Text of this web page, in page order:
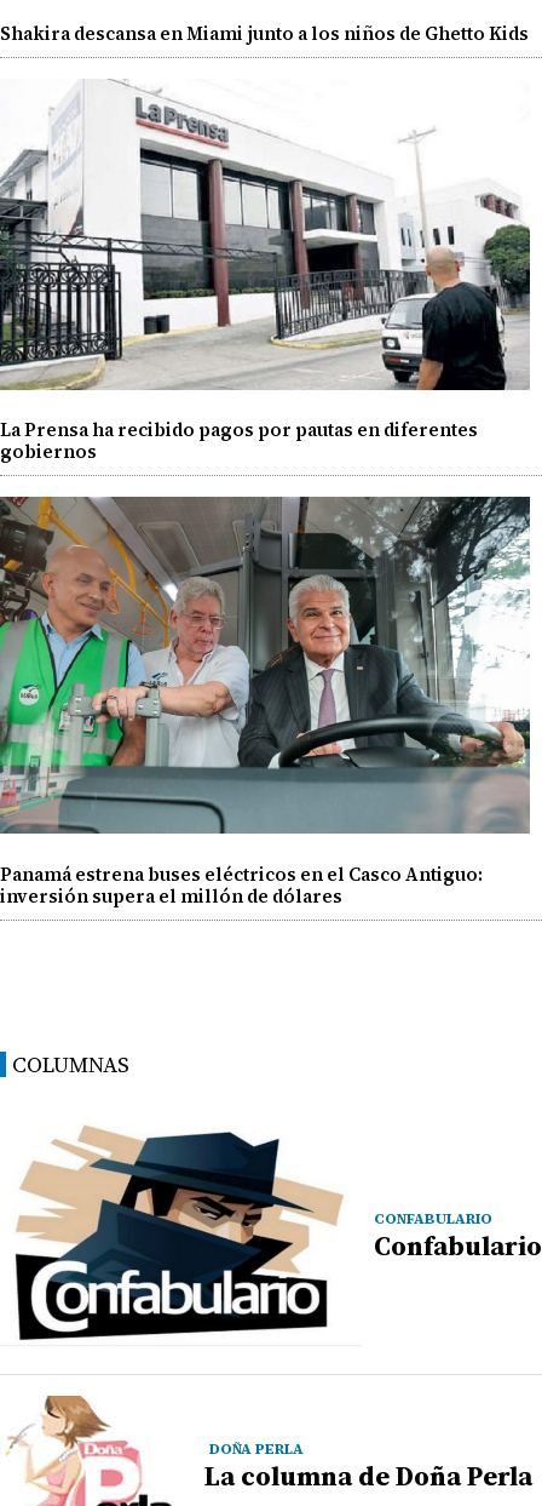
Shakira descansa en Miami junto a los niños de Ghetto Kids
La Prensa ha recibido pagos por pautas en diferentes
gobiernos
Panamá estrena buses eléctricos en el Casco Antiguo:
inversión supera el millón de dólares
COLUMNAS
CONFABULARIO
Confabulario
DOÑA PERLA
La columna de Doña Perla